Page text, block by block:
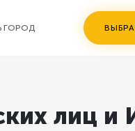
ГОРОД
лиц и